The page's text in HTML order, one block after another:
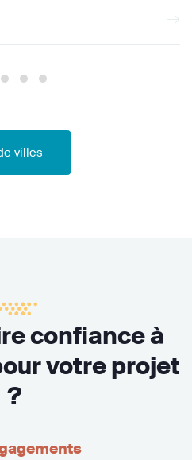
villes
confiance à
votre projet
?